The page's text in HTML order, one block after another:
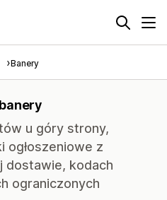
Banery
u góry strony,
ogłoszeniowe z
dostawie, kodach
ograniczonych